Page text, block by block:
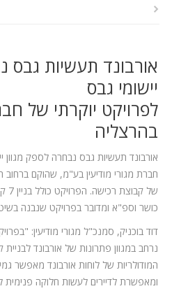
המלצות
ניהול מוניטין
צור קשר
אורבונד תעשיות גבס
יישומי גבס
לפרויקט יוקרתי של
בהרצליה
אורבונד תעשיות גבס נבחרה לספק מגוון
חברת מגורי מודיעין בע"מ, שהוקם
כושר וספ"א ומדובר בפרויקט שנבנה
דוד בוכניק, סמנכ"ל מגורי מודיעין:
נרחב במגוון פתרונות של אורבונד
המודולריות של לוחות אורבונד מאפשר
ומאפשרת לדיירים לעשות חלוקה פנימית